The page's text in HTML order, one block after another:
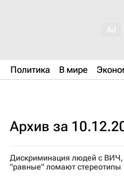
Политика В мире
Архив за
Дискриминация людей с ВИЧ,
"равные" ломают стереотипы